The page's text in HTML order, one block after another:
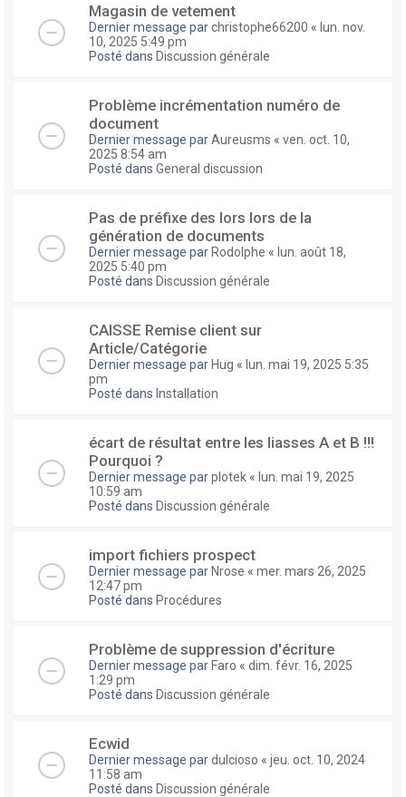
Magasin de vetement
Dernier message parchristophe66200 « lun. nov.
10, 2025 5:49 pm
Posté dans Discussion générale
Problème incrémentation numéro de
document
Dernier message parAureusms « ven. oct. 10,
2025 8:54 am
Posté dans General discussion
Pas de préfixe des lors lors de la
génération de documents
Dernier message par Rodolphe « lun. août 18,
2025 5:40 pm
Posté dans Discussion générale
CAISSE Remise client sur
Article/Catégorie
Dernier message par Hug « lun. mai 19, 2025 5:35
pm
Posté dans Installation
écart de résultat entre les liasses A et B !!!
Pourquoi ?
Dernier message parplotek « lun. mai 19, 2025
10:59 am
Posté dans Discussion générale
import fichiers prospect
Dernier message par Nrose « mer. mars 26, 2025
12:47 pm
Posté dans Procédures
Problème de suppression d'écriture
Dernier message par Faro « dim. févr. 16, 2025
1:29 pm
Posté dans Discussion générale
Ecwid
Dernier message pardulcioso « jeu. oct. 10, 2024
11:58 am
Posté dans Discussion générale